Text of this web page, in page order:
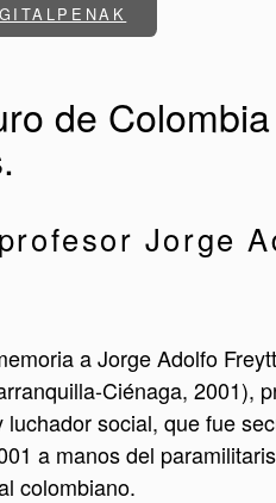
de
Jorge
a Jorge Adolfo
Ciénaga, 2001),
social, que fue
a manos del
colombiano.